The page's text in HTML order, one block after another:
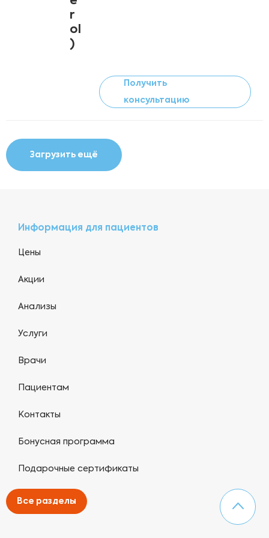
r
ol
)
Получить
консультацию
Загрузить ещё
Информация для пациентов
Цены
Акции
Анализы
Услуги
Врачи
Пациентам
Контакты
Бонусная программа
Подарочные сертификаты
Карта сайта
Все разделы